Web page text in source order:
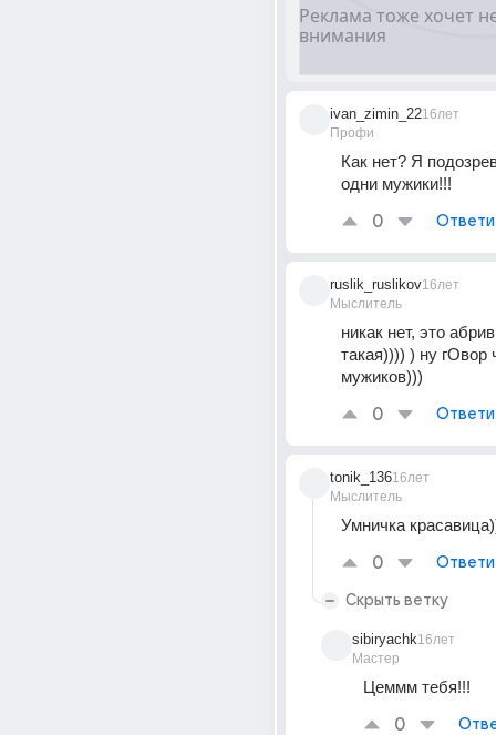
ivan_zimin_22
Профи
16лет
Как нет? Я
одни мужики!!!
0
ruslik_ruslikov
Мыслитель
16лет
никак нет, это
такая)))) ) ну гОвор
мужиков)))
0
tonik_136
Мыслитель
16лет
Умничка
0
Скрыть ветку
sibiryachk
Мастер
16лет
Цеммм тебя!!!
0